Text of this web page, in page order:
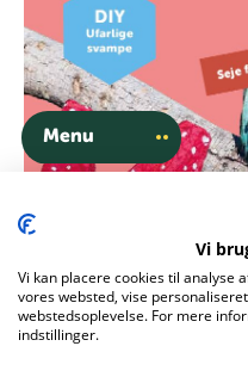
Menu
Vi
Vi kan placere cookies til analyse
vores websted, vise
webstedsoplevelse. For mere
indstillinger.